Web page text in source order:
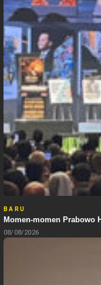
BARU
Momen-momen Prabowo
08/08/2026